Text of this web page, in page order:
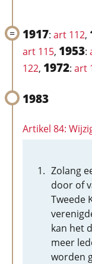
1917: art 112,
art 115, 1953:
122, 1972: art
1983
Artikel 84:
Zolang
door of
Tweede
kan het
meer
worden